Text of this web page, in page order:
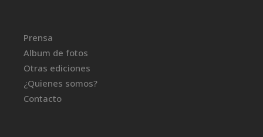
Prensa
Album de fotos
Otras ediciones
¿Quienes somos?
Contacto